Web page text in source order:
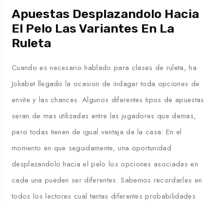
Apuestas Desplazandolo Hacia
El Pelo Las Variantes En La
Ruleta
Cuando es necesario hablado para clases de ruleta, ha
Jokabet llegado la ocasion de indagar toda opciones de
envite y las chances. Algunos diferentes tipos de apuestas
seran de mas utilizadas entre las jugadores que demas,
pero todas tienen de igual ventaja de la casa. En el
momento en que seguidamente, una oportunidad
desplazandolo hacia el pelo los opciones asociadas en
cada una pueden ser diferentes. Sabemos recordarles en
todos los lectores cual tantas diferentes probabilidades